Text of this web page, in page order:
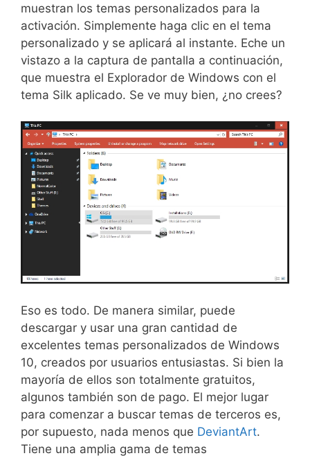
muestran los temas personalizados para la
activación. Simplemente haga clic en el tema
personalizado y se aplicará al instante. Eche un
vistazo a la captura de pantalla a continuación,
que muestra el Explorador de Windows con el
tema Silk aplicado. Se ve muy bien, ¿no crees?
Eso es todo. De manera similar, puede
descargar y usar una gran cantidad de
excelentes temas personalizados de Windows
10, creados por usuarios entusiastas. Si bien la
mayoría de ellos son totalmente gratuitos,
algunos también son de pago. El mejor lugar
para comenzar a buscar temas de terceros es,
por supuesto, nada menos que DeviantArt.
Tiene una amplia gama de temas